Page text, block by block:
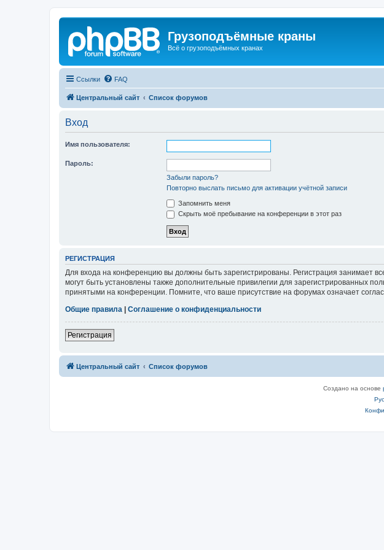
Грузоподъёмные краны
Всё о грузоподъёмных кранах
Ссылки FAQ
Центральный сайт Список форумов
Вход
Имя пользователя:
Пароль:
Забыли пароль?
Повторно выслать письмо для активации учётной записи
Запомнить меня
Скрыть моё пребывание на конференции в этот раз
РЕГИСТРАЦИЯ
Для входа на конференцию вы должны быть зарегистрированы. Регистрация занимает
могут быть установлены также дополнительные привилегии для зарегистрированных
принятыми на конференции. Помните, что ваше присутствие на форумах означает
Общие правила
Соглашение о конфиденциальности
Регистрация
Центральный сайт Список форумов
Создано на основе